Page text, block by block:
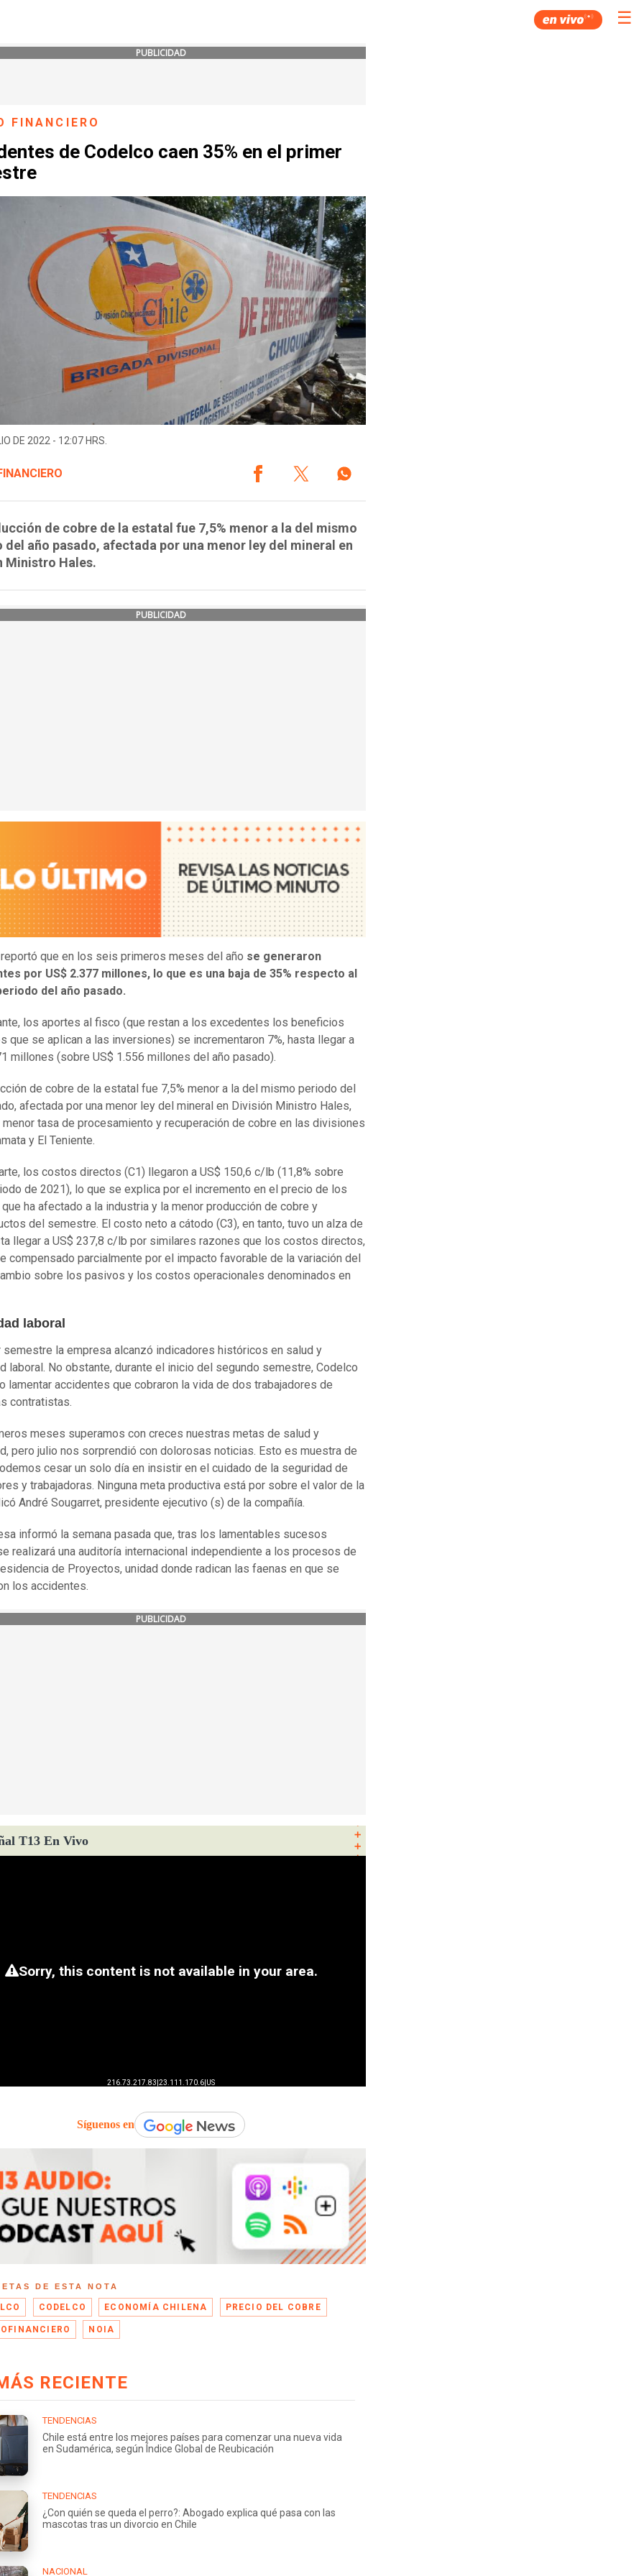
☰
PUBLICIDAD
FINANCIERO
de Codelco caen 35% en el primer
DE 2022 - 12:07 HRS.
de cobre de la estatal fue 7,5% menor a la del mismo
del año pasado, afectada por una menor ley del mineral en
Ministro Hales.
PUBLICIDAD
que en los seis primeros meses del año se generaron
por US$ 2.377 millones, lo que es una baja de 35% respecto al
del año pasado.
los aportes al fisco (que restan a los excedentes los beneficios
que se aplican a las inversiones) se incrementaron 7%, hasta llegar a
millones (sobre US$ 1.556 millones del año pasado).
de cobre de la estatal fue 7,5% menor a la del mismo periodo del
afectada por una menor ley del mineral en División Ministro Hales,
menor tasa de procesamiento y recuperación de cobre en las divisiones
y El Teniente.
los costos directos (C1) llegaron a US$ 150,6 c/lb (11,8% sobre
de 2021), lo que se explica por el incremento en el precio de los
ha afectado a la industria y la menor producción de cobre y
del semestre. El costo neto a cátodo (C3), en tanto, tuvo un alza de
llegar a US$ 237,8 c/lb por similares razones que los costos directos,
compensado parcialmente por el impacto favorable de la variación del
sobre los pasivos y los costos operacionales denominados en
laboral
semestre la empresa alcanzó indicadores históricos en salud y
laboral. No obstante, durante el inicio del segundo semestre, Codelco
lamentar accidentes que cobraron la vida de dos trabajadores de
contratistas.
meses superamos con creces nuestras metas de salud y
pero julio nos sorprendió con dolorosas noticias. Esto es muestra de
cesar un solo día en insistir en el cuidado de la seguridad de
y trabajadoras. Ninguna meta productiva está por sobre el valor de la
André Sougarret, presidente ejecutivo (s) de la compañía.
informó la semana pasada que, tras los lamentables sucesos
realizará una auditoría internacional independiente a los procesos de
de Proyectos, unidad donde radican las faenas en que se
los accidentes.
PUBLICIDAD
T13 En Vivo
Síguenos en
DE ESTA NOTA
CODELCO ECONOMÍA CHILENA PRECIO DEL COBRE
NOIA
RECIENTE
TENDENCIAS
Chile está entre los mejores países para comenzar una nueva vida
en Sudamérica, según Índice Global de Reubicación
TENDENCIAS
¿Con quién se queda el perro?: Abogado explica qué pasa con las
mascotas tras un divorcio en Chile
NACIONAL